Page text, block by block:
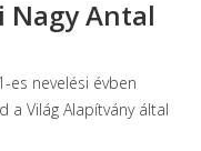
Nagy Antal
es nevelési évben
a Világ Alapítvány által